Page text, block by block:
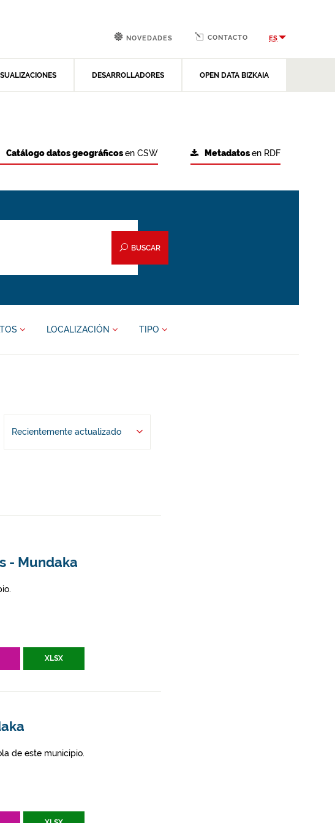
DESARROLLADORES OPEN DATA BIZKAIA
NOVEDADES CONTACTO ES
Metadatosen RDF
Catálogo datos geográficosen CSW
BUSCAR
LOCALIZACIÓN TIPO
Recientemente actualizado
- Mundaka
XLSX
de este municipio.